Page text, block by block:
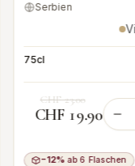
Serbien
75cl
CHF 23.00
CHF 19.90
−12%ab 6 Flaschen